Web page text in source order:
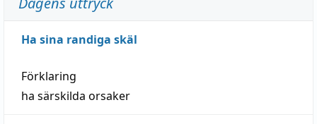
Ha sina randiga skäl
Förklaring
ha särskilda orsaker